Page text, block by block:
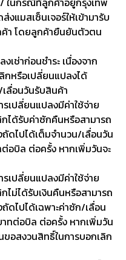
งแมสเซ็นเจอร์ให้เข้ามารับ
ค้า โดยลูกค้ายืนยันตัวตน
ช่าก่อนชำระ เนื่องจาก
กหรือเปลี่ยนแปลงได้
ลื่อนวันรับสินค้า
เปลี่ยนแปลงมีค่าใช้จ่าย
ได้รับค่าซักคืนหรือสามารถ
ถัดไปได้เต็มจำนวน/เลื่อนวัน
อบิล ต่อครั้ง หากเพิ่มวันจะ
เปลี่ยนแปลงมีค่าใช้จ่าย
ม่ได้รับเงินคืนหรือสามารถ
ถัดไปได้เฉพาะค่าซัก/เลื่อน
ทต่อบิล ต่อครั้ง หากเพิ่มวัน
ขอสงวนสิทธิ์ในการบอกเลิก